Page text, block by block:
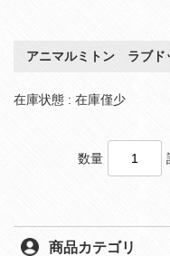
アニマルミトン ラブド
在庫状態 : 在庫僅少
数量
商品カテゴリ